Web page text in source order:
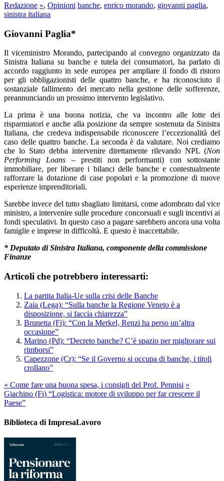
Redazione », Opinioni banche, enrico morando, giovanni paglia,
sinistra italiana
Giovanni Paglia*
Il viceministro Morando, partecipando al convegno organizzato da
Sinistra Italiana su banche e tutela dei consumatori, ha parlato di
accordo raggiunto in sede europea per ampliare il fondo di ristoro
per gli obbligazionisti delle quattro banche, e ha riconosciuto il
sostanziale fallimento del mercato nella gestione delle sofferenze,
preannunciando un prossimo intervento legislativo.
La prima è una buona notizia, che va incontro alle lotte dei
risparmiatori e anche alla posizione da sempre sostenuta da Sinistra
Italiana, che credeva indispensabile riconoscere l’eccezionalità del
caso delle quattro banche. La seconda è da valutare. Noi crediamo
che lo Stato debba intervenire direttamente rilevando NPL (Non
Performing Loans – prestiti non performanti) con sottostante
immobiliare, per liberare i bilanci delle banche e contestualmente
rafforzare la dotazione di case popolari e la promozione di nuove
esperienze imprenditoriali.
Sarebbe invece del tutto sbagliato limitarsi, come adombrato dal vice
ministro, a intervenire sulle procedure concorsuali e sugli incentivi ai
fondi speculativi. In questo caso a pagare sarebbero ancora una volta
famiglie e imprese in difficoltà. E questo è inaccettabile.
* Deputato di Sinistra Italiana, componente della commissione
Finanze
Articoli che potrebbero interessarti:
La partita Italia-Ue sulla crisi delle Banche
Zaia (Lega): “Sulla banche la Regione Veneto è a
disposizione, si faccia chiarezza”
Brunetta (Fi): “Con la Merkel, Renzi ha perso un’altra
occasione”
Marino (Pd): “Decreto banche? C’è spazio per migliorare sui
rimborsi”
Capezzone (Cr): “Se il Governo si occupa di banche, i titoli
crollano”
« Come fare una buona spesa, i consigli del Prof. Pennisi »
Giachino (Fi) “Logistica: motore di sviluppo per far crescere il
Paese”
Biblioteca di ImpresaLavoro